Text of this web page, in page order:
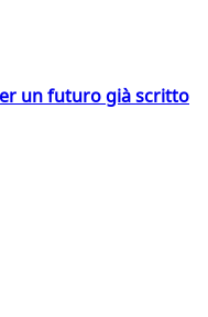
un futuro già scritto